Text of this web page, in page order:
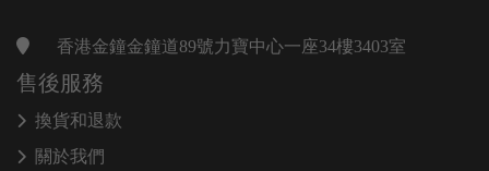
香港金鐘金鐘道89號力寶中心一座34樓3403室
售後服務
換貨和退款
關於我們